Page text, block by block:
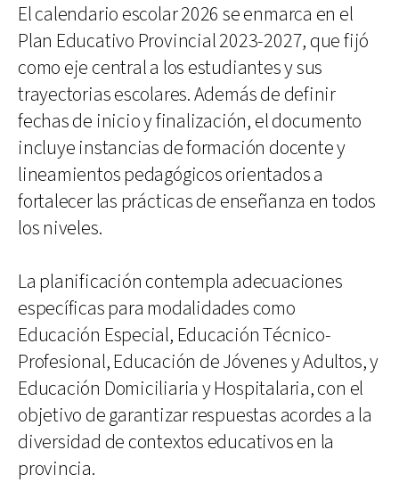
El calendario escolar 2026 se enmarca en el
Plan Educativo Provincial 2023-2027, que fijó
como eje central a los estudiantes y sus
trayectorias escolares. Además de definir
fechas de inicio y finalización, el documento
incluye instancias de formación docente y
lineamientos pedagógicos orientados a
fortalecer las prácticas de enseñanza en todos
los niveles.
La planificación contempla adecuaciones
específicas para modalidades como
Educación Especial, Educación Técnico-
Profesional, Educación de Jóvenes y Adultos, y
Educación Domiciliaria y Hospitalaria, con el
objetivo de garantizar respuestas acordes a la
diversidad de contextos educativos en la
provincia.